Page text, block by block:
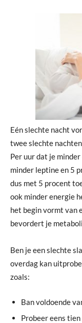
Eén slechte nacht
twee slechte
Per uur dat je
minder leptine en 5
dus met 5 procent
ook minder energie
het begin vormt van
bevordert je
Ben je een slechte
overdag kan
zoals:
Ban voldoende
Probeer eens